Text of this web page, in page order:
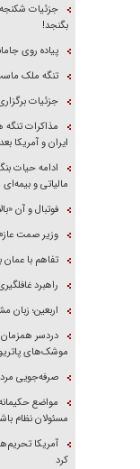
جزئیات
بگنجد!
پیاده روی
تنگه ملک
جزئیات
مذاکرات
ایران و آمریکا
ادامه حیات
مالیاتی و
فوتبال و آن
وزیر صمت
تفاهم با
راهبرد
اربعین؛ زبان
دردسر همزمان
موشک‌های
صرفه‌جویی مردم ۲ هزار مگاوات برق
مواضع
مسئولان نظام
آمریکا
کرد